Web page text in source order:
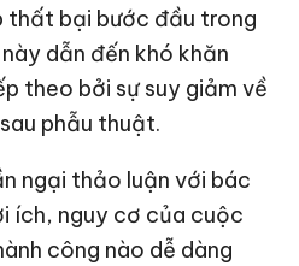
thất bại bước đầu trong
dẫn đến khó khăn
theo bởi sự suy giảm về
phẫu thuật.
ngại thảo luận với bác
ích, nguy cơ của cuộc
công nào dễ dàng